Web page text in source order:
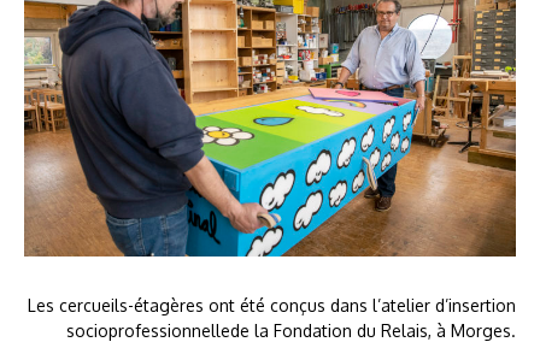
Les cercueils-étagères ont été conçus dans l’atelier d’insertion
socioprofessionnellede la Fondation du Relais, à Morges.